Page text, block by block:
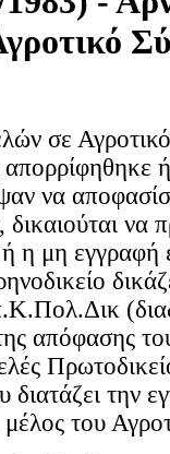
σε
να
να
η μη εγγραφή
απόφασης
την
μέλος του